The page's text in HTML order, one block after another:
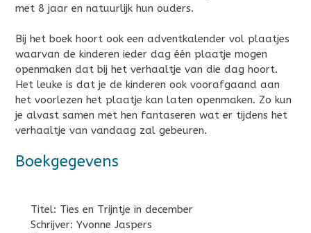
met 8 jaar en natuurlijk hun ouders.
Bij het boek hoort ook een adventkalender vol plaatjes
waarvan de kinderen ieder dag één plaatje mogen
openmaken dat bij het verhaaltje van die dag hoort.
Het leuke is dat je de kinderen ook voorafgaand aan
het voorlezen het plaatje kan laten openmaken. Zo kun
je alvast samen met hen fantaseren wat er tijdens het
verhaaltje van vandaag zal gebeuren.
Boekgegevens
Titel: Ties en Trijntje in december
Schrijver: Yvonne Jaspers